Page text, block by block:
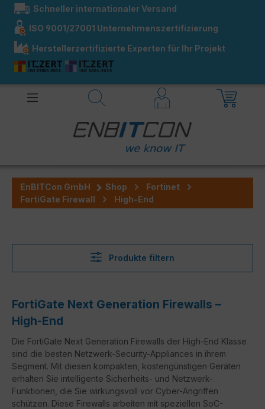
springen
Schneller internationaler Versand
ISO 9001/27001 Unternehmenszertifizierung
Herstellerzertifizierte Experten für Ihr Projekt
EnBITCon GmbH Shop
Fortinet
FortiGate Firewall
High-End
Produkte filtern
FortiGate Next Generation Firewalls –
High-End
Die FortiGate Next Generation Firewalls der High-End Klasse
sind die besten Netzwerk-Security-Appliances in ihrem
Segment. Mit diesen kompakten, kostengünstigen Geräten
erhalten Sie intelligente Sicherheits- und Netzwerk-
Funktionen, die Sie wirkungsvoll vor Cyber-Angriffen
schützen. Diese Firewalls arbeiten mit speziellen SoC-